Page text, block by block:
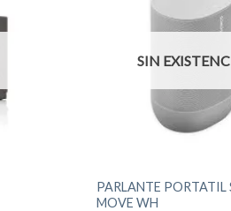
SIN
PARLANTE PORTATIL
MOVE WH